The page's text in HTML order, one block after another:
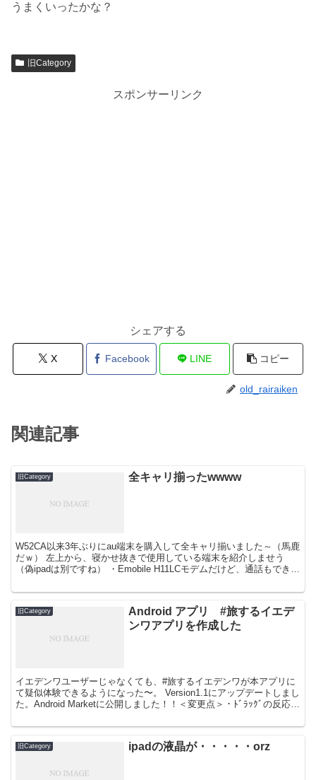
うまくいったかな？
旧Category
スポンサーリンク
シェアする
X Facebook LINE コピー
old_rairaiken
関連記事
旧Category 全キャリ揃ったwwww
W52CA以来3年ぶりにau端末を購入して全キャリ揃いました～（馬鹿
だｗ） 左上から、寝かせ抜きで使用している端末を紹介しませう
（偽ipadは別ですね） ・Emobile H11LCモデムだけど、通話もできる
旧Category
Android アプリ #旅するイエデ
ンワアプリを作成した
イエデンワユーザーじゃなくても、#旅するイエデンワが本アプリに
て疑似体験できるようになった〜。 Version1.1にアップデートしまし
た。Android Marketに公開しました！！＜変更点＞・ﾄﾞﾗｯｸﾞの反応が
旧Category ipadの液晶が・・・・・orz